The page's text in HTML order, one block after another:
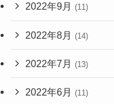
2022年9月 (11)
2022年8月 (14)
2022年7月 (13)
2022年6月 (11)